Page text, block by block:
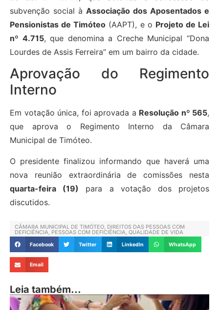
subvenção social à Associação dos Aposentados e
Pensionistas de Timóteo (AAPT), e o Projeto de Lei
nº 4.715, que denomina a Creche Municipal “Dona
Lourdes de Assis Ferreira” em um bairro da cidade.
Aprovação do Regimento
Interno
Em votação única, foi aprovada a Resolução nº 565,
que aprova o Regimento Interno da Câmara
Municipal de Timóteo.
O presidente finalizou informando que haverá uma
nova reunião extraordinária de comissões nesta
quarta-feira (19)
para a votação dos projetos
discutidos.
CÂMARA MUNICIPAL DE TIMÓTEO, DIREITOS DAS PESSOAS COM
DEFICIÊNCIA, PESSOAS COM DEFICIÊNCIA, QUALIDADE DE VIDA
Facebook Twitter LinkedIn WhatsApp
Email
Leia também...